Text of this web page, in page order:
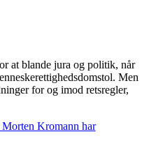
at blande jura og politik, når
Men
for og imod retsregler,
Morten Kromann har